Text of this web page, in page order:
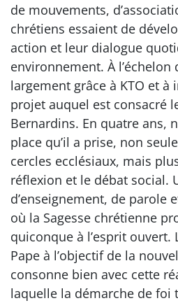
de mouvements,
chrétiens essaient de
action et leur dialogue
environnement. À
largement grâce à KTO et à
projet auquel est consacré
Bernardins. En quatre ans,
place qu’il a prise, non
cercles ecclésiaux, mais
réflexion et le débat social.
d’enseignement, de parole
où la Sagesse chrétienne
quiconque à l’esprit ouvert.
Pape à l’objectif de la
consonne bien avec cette
laquelle la démarche de foi